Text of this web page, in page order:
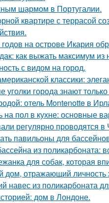
шармом в Португалии.
квартире с террасой
на острове Икария
как выжать максимум из
с видом на город.
классики:
уголки города знают
отель Montenotte в
на пол в кухне: основные
регулярно проводятся в
павильоны для
из поликарбоната:
для собак, которая
отражающий личность
навес из поликарбоната
дом в Лондоне.